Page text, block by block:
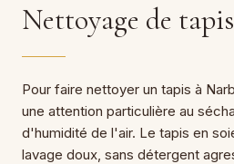
Nettoyage de
Pour faire nettoyer un tapis à
une attention particulière au
d'humidité de l'air. Le tapis en
lavage doux, sans détergent